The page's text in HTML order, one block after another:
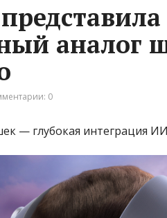
аналог
0
— глубокая интеграция